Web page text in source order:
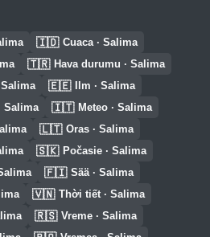
🇮🇩 Cuaca · Salima
🇹🇷 Hava durumu · Salima
Salima 🇪🇪 Ilm · Salima
Salima 🇮🇹 Meteo · Salima
🇱🇹 Oras · Salima
🇸🇰 Počasie · Salima
🇫🇮 Sää · Salima
🇻🇳 Thời tiết · Salima
🇷🇸 Vreme · Salima